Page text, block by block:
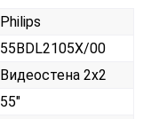
Philips
55BDL2105X/00
Видеостена 2х2
55"